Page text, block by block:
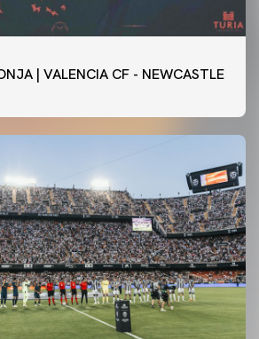
| VALENCIA CF - NEWCASTLE